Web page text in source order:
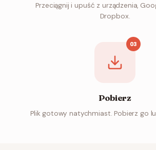
Przeciągnij i upuść z urządzenia,
Dropbox.
03
Pobierz
Plik gotowy natychmiast. Pobierz go